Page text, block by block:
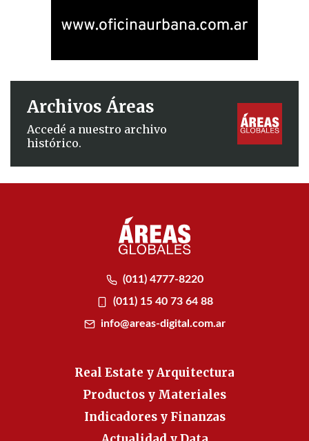
Archivos Áreas
Accedé a nuestro archivo
histórico.
(011) 4777-8220
(011) 15 40 73 64 88
info@areas-digital.com.ar
Real Estate y Arquitectura
Productos y Materiales
Indicadores y Finanzas